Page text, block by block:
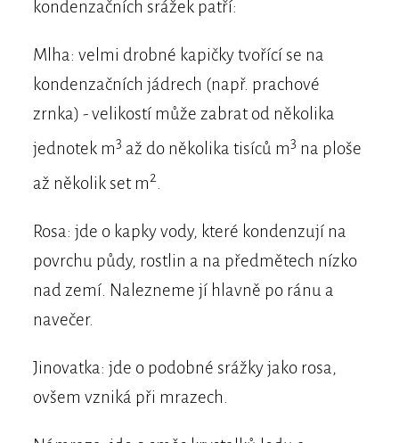
kondenzačních srážek patří:
Mlha: velmi drobné kapičky tvořící se na
kondenzačních jádrech (např. prachové
zrnka) - velikostí může zabrat od několika
jednotek m3až do několika tisíců m3na ploše
až několik set m2.
Rosa: jde o kapky vody, které kondenzují na
povrchu půdy, rostlin a na předmětech nízko
nad zemí. Nalezneme jí hlavně po ránu a
navečer.
Jinovatka: jde o podobné srážky jako rosa,
ovšem vzniká při mrazech.